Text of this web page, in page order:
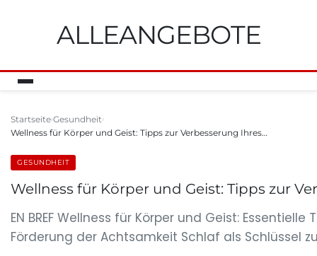
ALLEANGEBOTE
Startseite Gesundheit
Wellness für Körper und Geist: Tipps zur Verbesserung Ihres…
GESUNDHEIT
Wellness für Körper und Geist: Tipps zur
EN BREF Wellness für Körper und Geist:
Förderung der Achtsamkeit Schlaf als Schlüssel